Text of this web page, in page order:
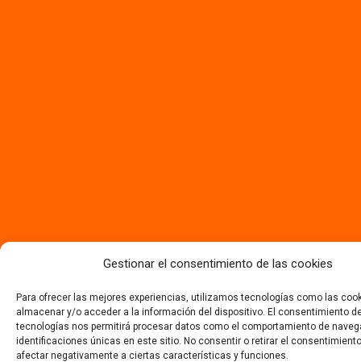
Gestionar el consentimiento de las cookies
Para ofrecer las mejores experiencias, utilizamos tecnologías como las
almacenar y/o acceder a la información del dispositivo. El consentimiento
tecnologías nos permitirá procesar datos como el comportamiento de
identificaciones únicas en este sitio. No consentir o retirar el
afectar negativamente a ciertas características y funciones.